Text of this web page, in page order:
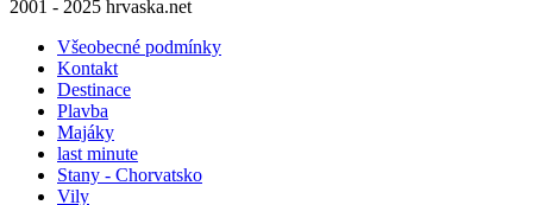
2001 - 2025 hrvaska.net
Všeobecné podmínky
Kontakt
Destinace
Plavba
Majáky
last minute
Stany - Chorvatsko
Vily